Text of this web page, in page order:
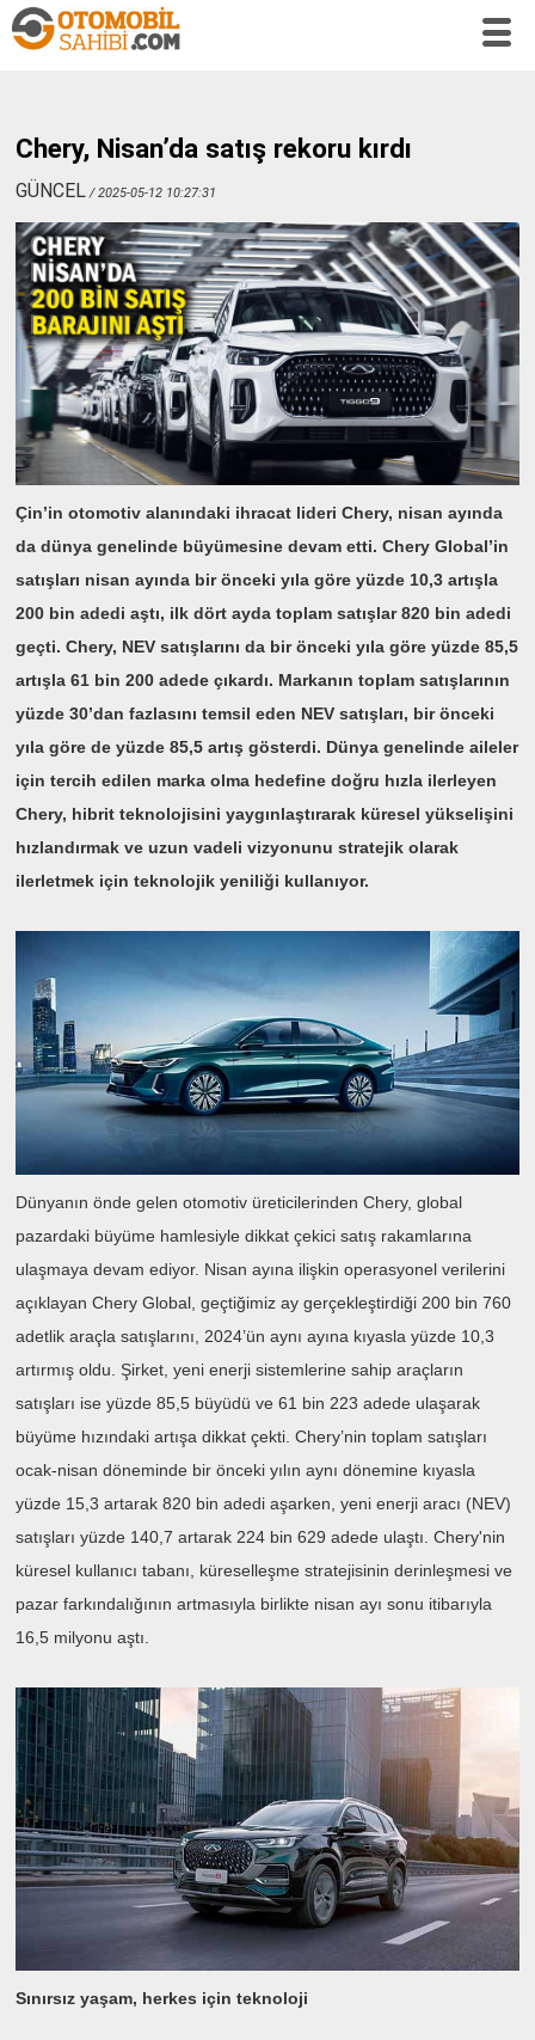
Chery, Nisan’da satış rekoru kırdı
GÜNCEL / 2025-05-12 10:27:31
Çin’in otomotiv alanındaki ihracat lideri Chery, nisan ayında
da dünya genelinde büyümesine devam etti. Chery Global’in
satışları nisan ayında bir önceki yıla göre yüzde 10,3 artışla
200 bin adedi aştı, ilk dört ayda toplam satışlar 820 bin adedi
geçti. Chery, NEV satışlarını da bir önceki yıla göre yüzde 85,5
artışla 61 bin 200 adede çıkardı. Markanın toplam satışlarının
yüzde 30’dan fazlasını temsil eden NEV satışları, bir önceki
yıla göre de yüzde 85,5 artış gösterdi. Dünya genelinde aileler
için tercih edilen marka olma hedefine doğru hızla ilerleyen
Chery, hibrit teknolojisini yaygınlaştırarak küresel yükselişini
hızlandırmak ve uzun vadeli vizyonunu stratejik olarak
ilerletmek için teknolojik yeniliği kullanıyor.
Dünyanın önde gelen otomotiv üreticilerinden Chery, global
pazardaki büyüme hamlesiyle dikkat çekici satış rakamlarına
ulaşmaya devam ediyor. Nisan ayına ilişkin operasyonel verilerini
açıklayan Chery Global, geçtiğimiz ay gerçekleştirdiği 200 bin 760
adetlik araçla satışlarını, 2024’ün aynı ayına kıyasla yüzde 10,3
artırmış oldu. Şirket, yeni enerji sistemlerine sahip araçların
satışları ise yüzde 85,5 büyüdü ve 61 bin 223 adede ulaşarak
büyüme hızındaki artışa dikkat çekti. Chery’nin toplam satışları
ocak-nisan döneminde bir önceki yılın aynı dönemine kıyasla
yüzde 15,3 artarak 820 bin adedi aşarken, yeni enerji aracı (NEV)
satışları yüzde 140,7 artarak 224 bin 629 adede ulaştı. Chery'nin
küresel kullanıcı tabanı, küreselleşme stratejisinin derinleşmesi ve
pazar farkındalığının artmasıyla birlikte nisan ayı sonu itibarıyla
16,5 milyonu aştı.
Sınırsız yaşam, herkes için teknoloji